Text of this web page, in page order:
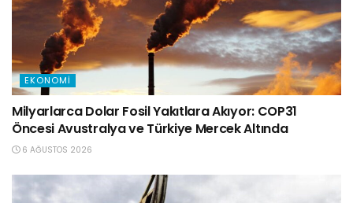
EKONOMI
Milyarlarca Dolar Fosil Yakıtlara Akıyor: COP31
Öncesi Avustralya ve Türkiye Mercek Altında
6 AĞUSTOS 2026